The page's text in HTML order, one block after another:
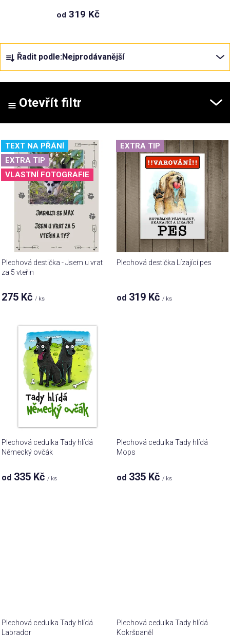
Oblečení
od 319 Kč
z
r
o
d
u
Řadit podle:Nejprodávanější
Otevřít filtr
V
ý
p
i
u
k
ů
TEXT NA PŘÁNÍ
EXTRA TIP
VLASTNÍ FOTOGRAFIE
Plechová destička - Jsem u vrat
za 5 vteřin
275 Kč/ ks
EXTRA TIP
Plechová destička Lízající pes
od 319 Kč/ ks
Plechová cedulka Tady hlídá
Německý ovčák
od 335 Kč/ ks
Plechová cedulka Tady hlídá
Mops
od 335 Kč/ ks
Plechová cedulka Tady hlídá
Labrador
Plechová cedulka Tady hlídá
Kokršpaněl